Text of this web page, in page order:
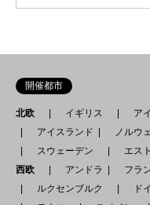
開催都市
北欧 イギリス ア
アイスランド
ノルウ
スウェーデン
エス
西欧
アンドラ フラ
ルクセンブルク
ド